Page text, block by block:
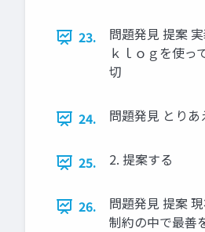
23.
問題発見 提案
ｋｌｏｇを使
切
24. 問題発見 とり
25. 2. 提案する
26.
問題発見 提案
制約の中で最善